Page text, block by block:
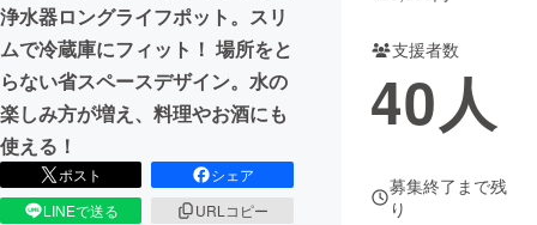
浄水器ロングライフポット。スリ
ムで冷蔵庫にフィット！ 場所をと
らない省スペースデザイン。水の
楽しみ方が増え、料理やお酒にも
使える！
ポスト
シェア
LINEで送る
URLコピー
支援者数
40人
募集終了まで残
り